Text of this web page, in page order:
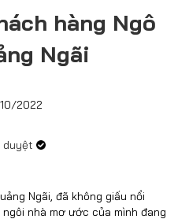
hàng Ngô
Ngãi
2022
duyệt
Ngãi, đã không giấu nổi
nhà mơ ước của mình đang